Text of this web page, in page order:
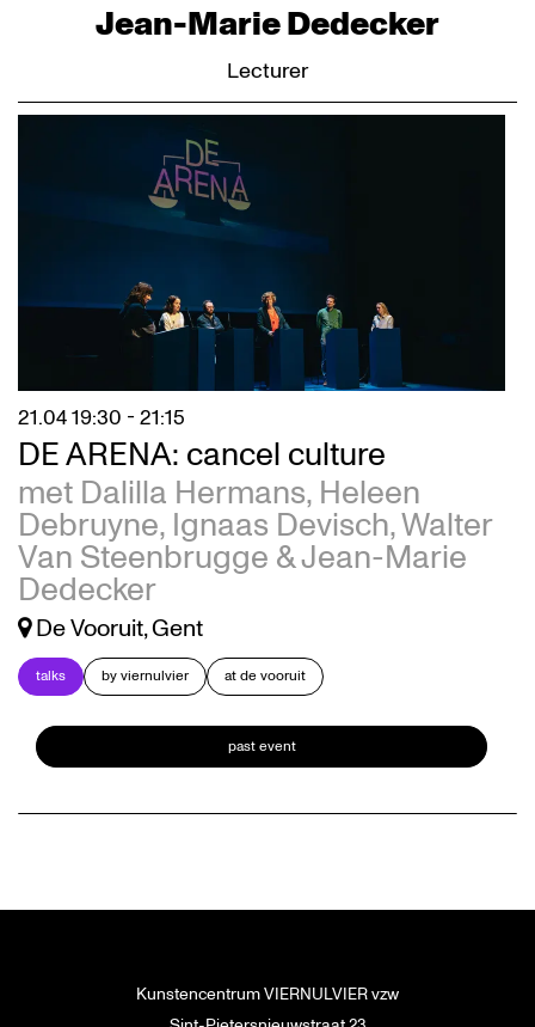
Jean-Marie Dedecker
Lecturer
DE ARENA: cancel culture
met Dalilla Hermans, Heleen
Debruyne, Ignaas Devisch, Walter
Van Steenbrugge & Jean-Marie
Dedecker
21.0419:30 - 21:15
De Vooruit, Gent
talks by viernulvier at de vooruit
past event
Kunstencentrum VIERNULVIER vzw